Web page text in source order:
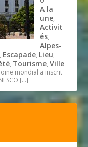
A la
une,
Activit
és,
Alpes-
, Escapade, Lieu,
, Tourisme,Ville
mondial a inscrit
[…]